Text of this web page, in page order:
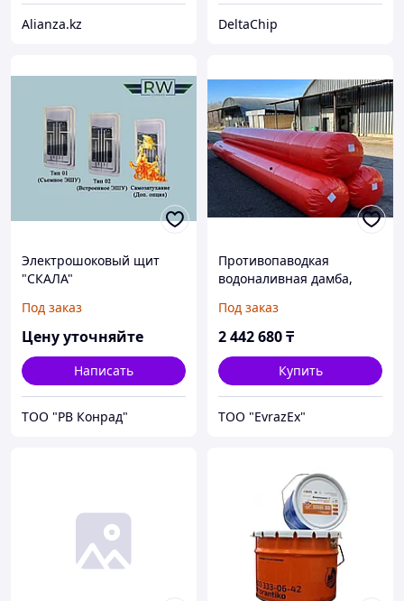
Alianza.kz DeltaChip
Электрошоковый щит
"СКАЛА"
Под заказ
Цену уточняйте
Написать
ТОО "РВ Конрад"
Противопаводкая
водоналивная дамба,
Под заказ
2 442 680₸
Купить
ТОО "EvrazEx"